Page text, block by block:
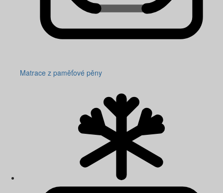
Matrace z paměťové pěny